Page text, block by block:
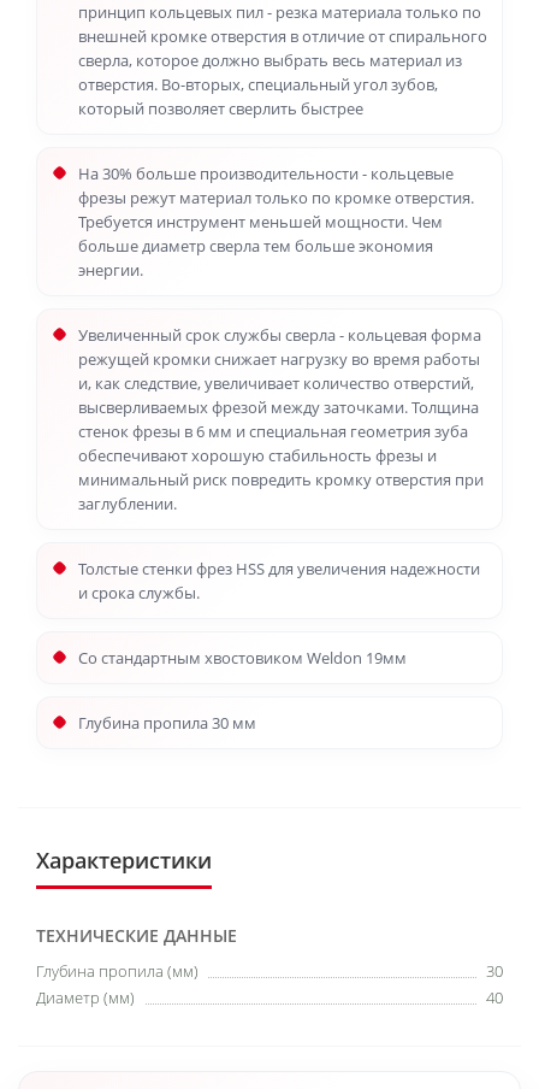
принцип кольцевых пил - резка материала только по
внешней кромке отверстия в отличие от спирального
сверла, которое должно выбрать весь материал из
отверстия. Во-вторых, специальный угол зубов,
который позволяет сверлить быстрее
На 30% больше производительности - кольцевые
фрезы режут материал только по кромке отверстия.
Требуется инструмент меньшей мощности. Чем
больше диаметр сверла тем больше экономия
энергии.
Увеличенный срок службы сверла - кольцевая форма
режущей кромки снижает нагрузку во время работы
и, как следствие, увеличивает количество отверстий,
высверливаемых фрезой между заточками. Толщина
стенок фрезы в 6 мм и специальная геометрия зуба
обеспечивают хорошую стабильность фрезы и
минимальный риск повредить кромку отверстия при
заглублении.
Толстые стенки фрез HSS для увеличения надежности
и срока службы.
Со стандартным хвостовиком Weldon 19мм
Глубина пропила 30 мм
Характеристики
ТЕХНИЧЕСКИЕ ДАННЫЕ
Глубина пропила (мм)
30
Диаметр (мм)
40